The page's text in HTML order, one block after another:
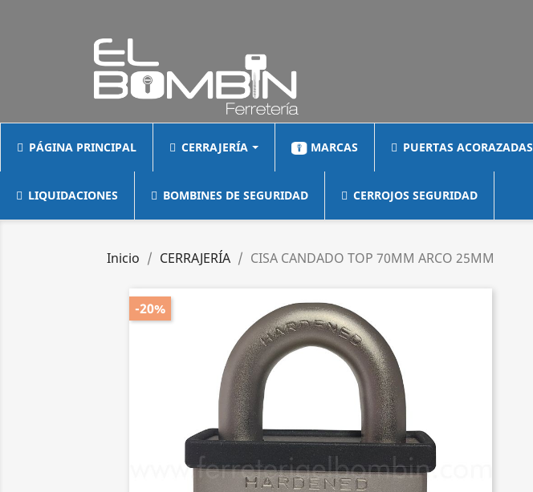
PÁGINA PRINCIPAL CERRAJERÍA MARCAS PUERTAS ACORAZADAS
LIQUIDACIONES BOMBINES DE SEGURIDAD CERROJOS SEGURIDAD
Inicio CERRAJERÍA CISA CANDADO TOP 70MM ARCO 25MM
-20%